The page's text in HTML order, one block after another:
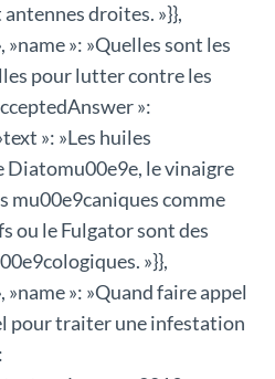
droites. »}},
»name »: »Quelles sont les
pour lutter contre les
»:
»: »Les huiles
Diatomu00e9e, le vinaigre
mu00e9caniques comme
ou le Fulgator sont des
»}},
»name »: »Quand faire appel
pour traiter une infestation